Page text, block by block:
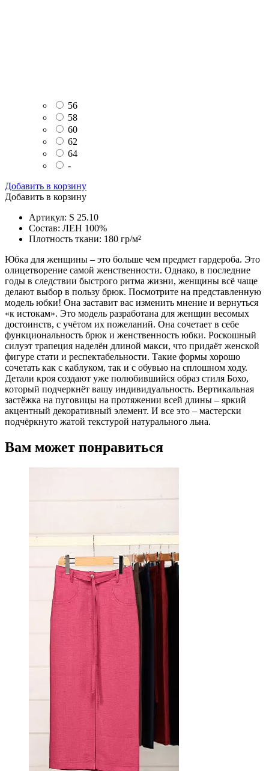
56
58
60
62
64
-
Добавить в корзину
Добавить в корзину
Артикул: S 25.10
Состав: ЛЕН 100%
Плотность ткани: 180 гр/м²
Юбка для женщины – это больше чем предмет гардероба. Это
олицетворение самой женственности. Однако, в последние
годы в следствии быстрого ритма жизни, женщины всё чаще
делают выбор в пользу брюк. Посмотрите на представленную
модель юбки! Она заставит вас изменить мнение и вернуться
«к истокам». Это модель разработана для женщин весомых
достоинств, с учётом их пожеланий. Она сочетает в себе
функциональность брюк и женственность юбки. Роскошный
силуэт трапеция наделён длиной макси, что придаёт женской
фигуре стати и респектабельности. Такие формы хорошо
сочетать как с каблуком, так и с обувью на сплошном ходу.
Детали кроя создают уже полюбившийся образ стиля Бохо,
который подчеркнёт вашу индивидуальность. Вертикальная
застёжка на пуговицы на протяжении всей длины – яркий
акцентный декоративный элемент. И все это – мастерски
подчёркнуто жатой текстурой натурального льна.
Вам может понравиться